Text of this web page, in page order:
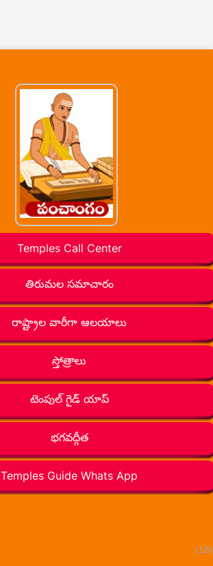
Temples Call Center
తిరుమల సమాచారం
రాష్ట్రాల వారీగా ఆలయాలు
స్తోత్రాలు
టెంపుల్ గైడ్ యాప్
భగవద్గీత
Temples Guide Whats App
(18)